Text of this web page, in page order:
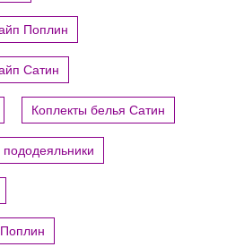
Поплин
Сатин
Коплекты белья Сатин